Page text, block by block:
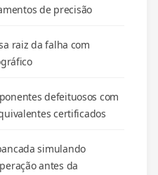
de precisão
raiz da falha com
defeituosos com
certificados
simulando
antes da